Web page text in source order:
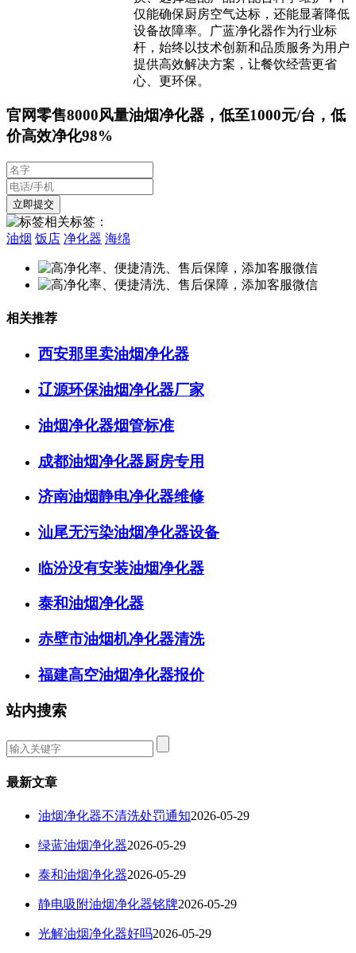
仅能确保厨房空气达标，还能显著降低
设备故障率。广蓝净化器作为行业标
杆，始终以技术创新和品质服务为用户
提供高效解决方案，让餐饮经营更省
心、更环保。
官网零售8000风量油烟净化器，低至1000元/台，低
价高效净化98%
相关标签：
油烟 饭店 净化器 海绵
相关推荐
西安那里卖油烟净化器
辽源环保油烟净化器厂家
油烟净化器烟管标准
成都油烟净化器厨房专用
济南油烟静电净化器维修
汕尾无污染油烟净化器设备
临汾没有安装油烟净化器
泰和油烟净化器
赤壁市油烟机净化器清洗
福建高空油烟净化器报价
站内搜索
最新文章
油烟净化器不清洗处罚通知2026-05-29
绿蓝油烟净化器2026-05-29
泰和油烟净化器2026-05-29
静电吸附油烟净化器铭牌2026-05-29
光解油烟净化器好吗2026-05-29